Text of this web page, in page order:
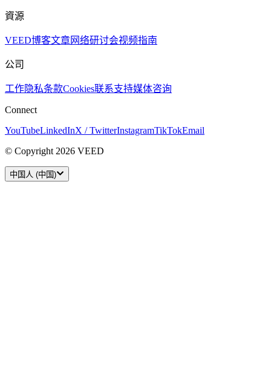
資源
VEED博客文章网络研讨会视频指南
公司
工作隐私条款Cookies联系支持媒体咨询
Connect
YouTubeLinkedInX / TwitterInstagramTikTokEmail
© Copyright 2026 VEED
中国人 (中国)